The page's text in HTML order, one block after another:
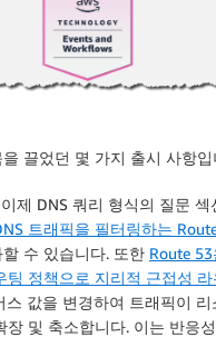
끌었던 몇 가지 출시 사항입
제 DNS 쿼리 형식의 질문 섹
트래픽을 필터링하는
수 있습니다. 또한 Route
팅 정책으로 지리적 근접성
스 값을 변경하여 트래픽이 리
장 및 축소합니다. 이는 반응